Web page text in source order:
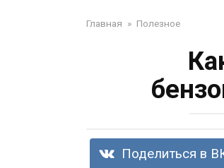
Главная » Полезное
Поделиться в